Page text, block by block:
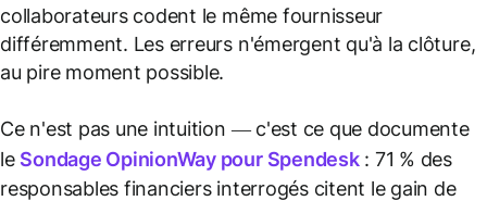
collaborateurs codent le même fournisseur
différemment. Les erreurs n'émergent qu'à la clôture,
au pire moment possible.
Ce n'est pas une intuition — c'est ce que documente
le Sondage OpinionWay pour Spendesk: 71 % des
responsables financiers interrogés citent le gain de